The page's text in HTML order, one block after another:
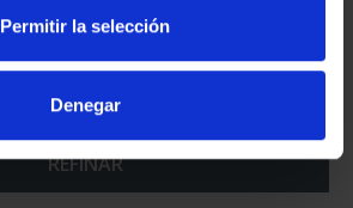
Permitir la selección
Denegar
REFINAR